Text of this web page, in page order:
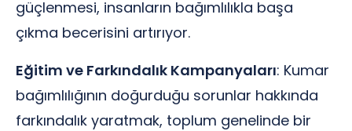
güçlenmesi, insanların bağımlılıkla başa
çıkma becerisini artırıyor.
Eğitim ve Farkındalık Kampanyaları: Kumar
bağımlılığının doğurduğu sorunlar hakkında
farkındalık yaratmak, toplum genelinde bir